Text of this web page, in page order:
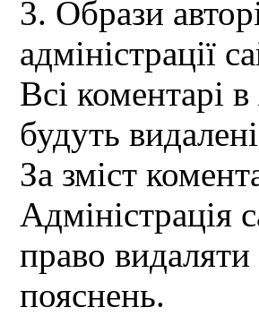
3. Образи
адміністрації
Всі коментарі
будуть
За зміст
Адміністрація
право видаляти
пояснень.